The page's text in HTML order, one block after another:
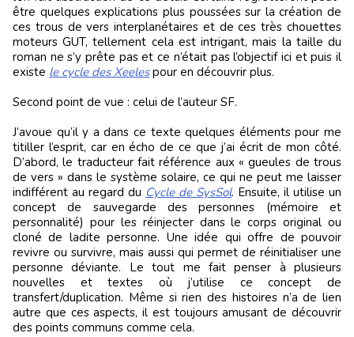
être quelques explications plus poussées sur la création de
ces trous de vers interplanétaires et de ces très chouettes
moteurs GUT, tellement cela est intrigant, mais la taille du
roman ne s’y prête pas et ce n’était pas l’objectif ici et puis il
existe le cycle des Xeelespour en découvrir plus.
Second point de vue : celui de l’auteur SF.
J’avoue qu’il y a dans ce texte quelques éléments pour me
titiller l’esprit, car en écho de ce que j’ai écrit de mon côté.
D’abord, le traducteur fait référence aux « gueules de trous
de vers » dans le système solaire, ce qui ne peut me laisser
indifférent au regard du Cycle de SysSol. Ensuite, il utilise un
concept de sauvegarde des personnes (mémoire et
personnalité) pour les réinjecter dans le corps original ou
cloné de ladite personne. Une idée qui offre de pouvoir
revivre ou survivre, mais aussi qui permet de réinitialiser une
personne déviante. Le tout me fait penser à plusieurs
nouvelles et textes où j’utilise ce concept de
transfert/duplication. Même si rien des histoires n’a de lien
autre que ces aspects, il est toujours amusant de découvrir
des points communs comme cela.